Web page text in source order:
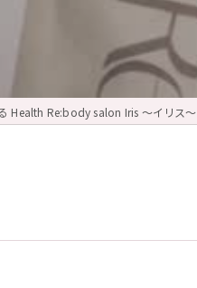
Health Re:body salon Iris ～イリス～